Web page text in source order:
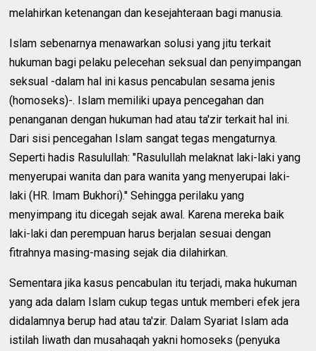
melahirkan ketenangan dan kesejahteraan bagi manusia.
Islam sebenarnya menawarkan solusi yang jitu terkait
hukuman bagi pelaku pelecehan seksual dan penyimpangan
seksual -dalam hal ini kasus pencabulan sesama jenis
(homoseks)-. Islam memiliki upaya pencegahan dan
penanganan dengan hukuman had atau ta'zir terkait hal ini.
Dari sisi pencegahan Islam sangat tegas mengaturnya.
Seperti hadis Rasulullah: "Rasulullah melaknat laki-laki yang
menyerupai wanita dan para wanita yang menyerupai laki-
laki (HR. Imam Bukhori).'' Sehingga perilaku yang
menyimpang itu dicegah sejak awal. Karena mereka baik
laki-laki dan perempuan harus berjalan sesuai dengan
fitrahnya masing-masing sejak dia dilahirkan.
Sementara jika kasus pencabulan itu terjadi, maka hukuman
yang ada dalam Islam cukup tegas untuk memberi efek jera
didalamnya berup had atau ta'zir. Dalam Syariat Islam ada
istilah liwath dan musahaqah yakni homoseks (penyuka